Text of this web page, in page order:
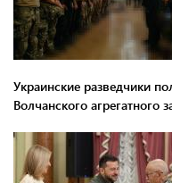
Украинские разведчики
Волчанского агрегатного